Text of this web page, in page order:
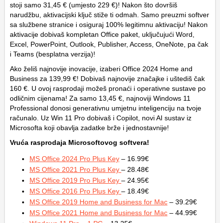
stoji samo 31,45 € (umjesto 229 €)! Nakon što dovršiš
narudžbu, aktivacijski ključ stiže ti odmah. Samo preuzmi softver
sa službene stranice i osiguraj 100% legitimnu aktivaciju! Nakon
aktivacije dobivaš kompletan Office paket, uključujući Word,
Excel, PowerPoint, Outlook, Publisher, Access, OneNote, pa čak
i Teams (besplatna verzija)!
Ako želiš najnovije inovacije, izaberi Office 2024 Home and
Business za 139,99 €! Dobivaš najnovije značajke i uštediš čak
160 €. U ovoj rasprodaji možeš pronaći i operativne sustave po
odličnim cijenama! Za samo 13,45 €, najnoviji Windows 11
Professional donosi generativnu umjetnu inteligenciju na tvoje
računalo. Uz Win 11 Pro dobivaš i Copilot, novi AI sustav iz
Microsofta koji obavlja zadatke brže i jednostavnije!
Vruća rasprodaja Microsoftovog softvera!
MS Office 2024 Pro Plus Key – 16.99€
MS Office 2021 Pro Plus Key – 28.48€
MS Office 2019 Pro Plus Key – 24.95€
MS Office 2016 Pro Plus Key – 18.49€
MS Office 2019 Home and Business for Mac – 39.29€
MS Office 2021 Home and Business for Mac – 44.99€